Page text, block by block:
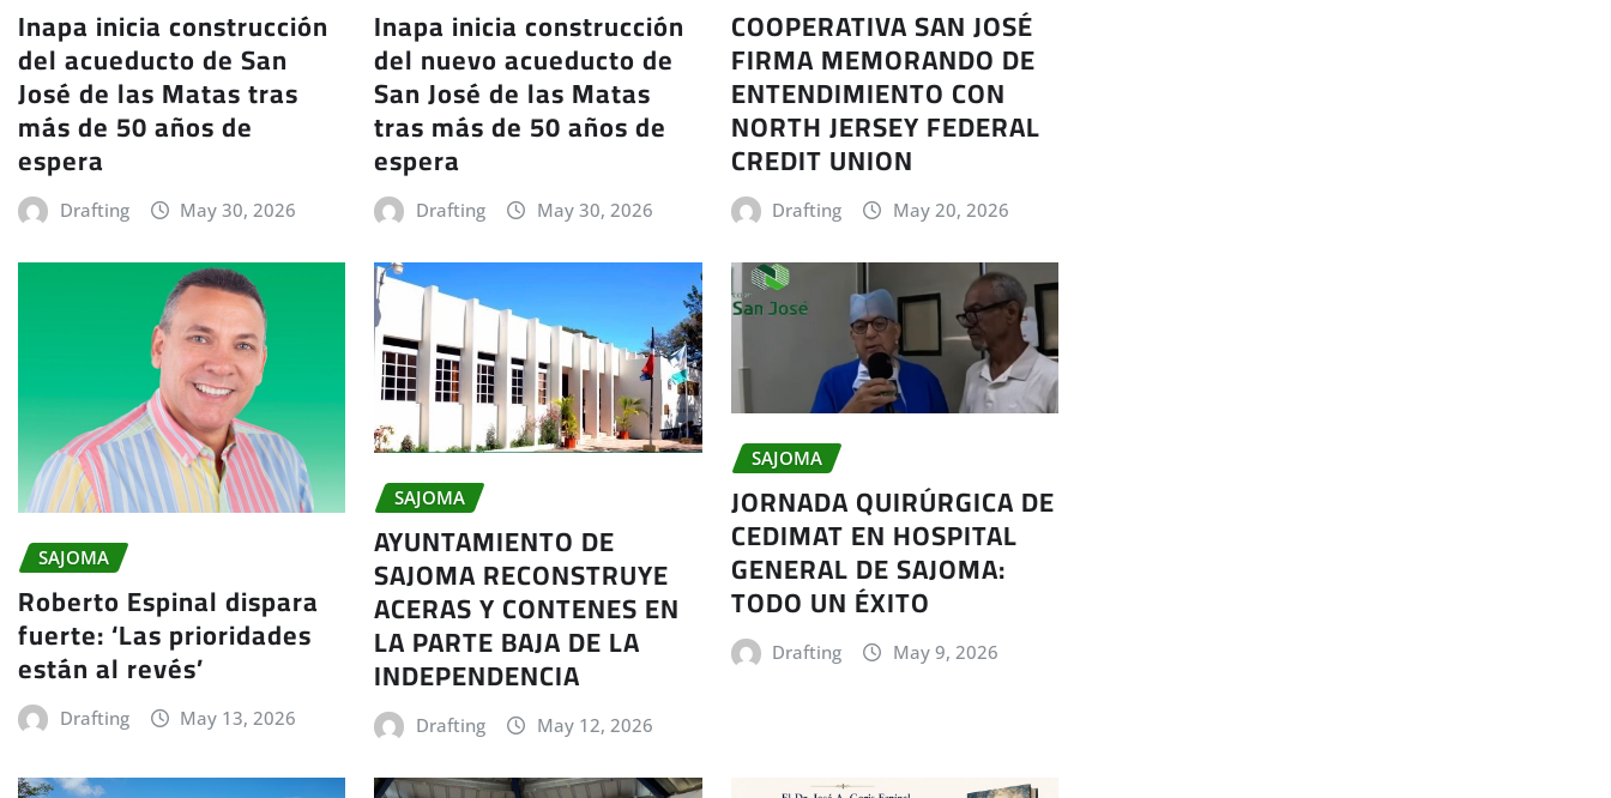
Inapa inicia construcción
del acueducto de San
José de las Matas tras
más de 50 años de
espera
Drafting May 30, 2026
Inapa inicia construcción
del nuevo acueducto de
San José de las Matas
tras más de 50 años de
espera
Drafting May 30, 2026
COOPERATIVA SAN JOSÉ
FIRMA MEMORANDO DE
ENTENDIMIENTO CON
NORTH JERSEY FEDERAL
CREDIT UNION
Drafting May 20, 2026
SAJOMA
Roberto Espinal dispara
fuerte: ‘Las prioridades
están al revés’
Drafting May 13, 2026
SAJOMA
AYUNTAMIENTO DE
SAJOMA RECONSTRUYE
ACERAS Y CONTENES EN
LA PARTE BAJA DE LA
INDEPENDENCIA
Drafting May 12, 2026
SAJOMA
JORNADA QUIRÚRGICA DE
CEDIMAT EN HOSPITAL
GENERAL DE SAJOMA:
TODO UN ÉXITO
Drafting May 9, 2026